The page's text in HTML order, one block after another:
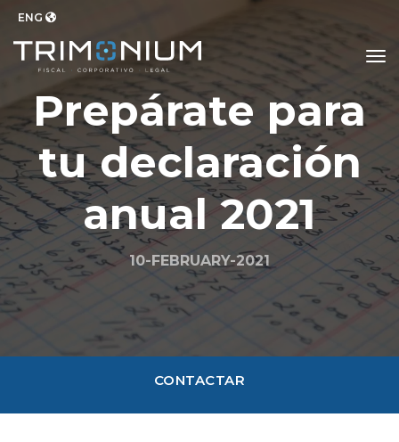
ENG
Prepárate para
tu declaración
anual 2021
10-FEBRUARY-2021
CONTACTAR